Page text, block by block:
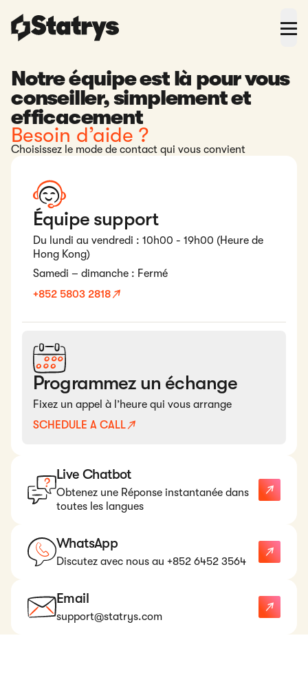
Notre équipe est là pour vous
conseiller, simplement et
efficacement
Besoin d’aide ?
Choisissez le mode de contact qui vous convient
Équipe support
Du lundi au vendredi : 10h00 - 19h00 (Heure de
Hong Kong)
Samedi – dimanche : Fermé
+852 5803 2818
Programmez un échange
Fixez un appel à l’heure qui vous arrange
SCHEDULE A CALL
Live Chatbot
Obtenez une Réponse instantanée dans
toutes les langues
WhatsApp
Discutez avec nous au +852 6452 3564
Email
support@statrys.com